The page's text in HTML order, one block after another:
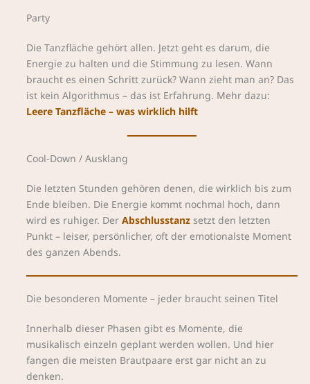
Party
Die Tanzfläche gehört allen. Jetzt geht es darum, die
Energie zu halten und die Stimmung zu lesen. Wann
braucht es einen Schritt zurück? Wann zieht man an? Das
ist kein Algorithmus – das ist Erfahrung. Mehr dazu:
Leere Tanzfläche – was wirklich hilft
Cool-Down / Ausklang
Die letzten Stunden gehören denen, die wirklich bis zum
Ende bleiben. Die Energie kommt nochmal hoch, dann
wird es ruhiger. Der Abschlusstanzsetzt den letzten
Punkt – leiser, persönlicher, oft der emotionalste Moment
des ganzen Abends.
Die besonderen Momente – jeder braucht seinen Titel
Innerhalb dieser Phasen gibt es Momente, die
musikalisch einzeln geplant werden wollen. Und hier
fangen die meisten Brautpaare erst gar nicht an zu
denken.